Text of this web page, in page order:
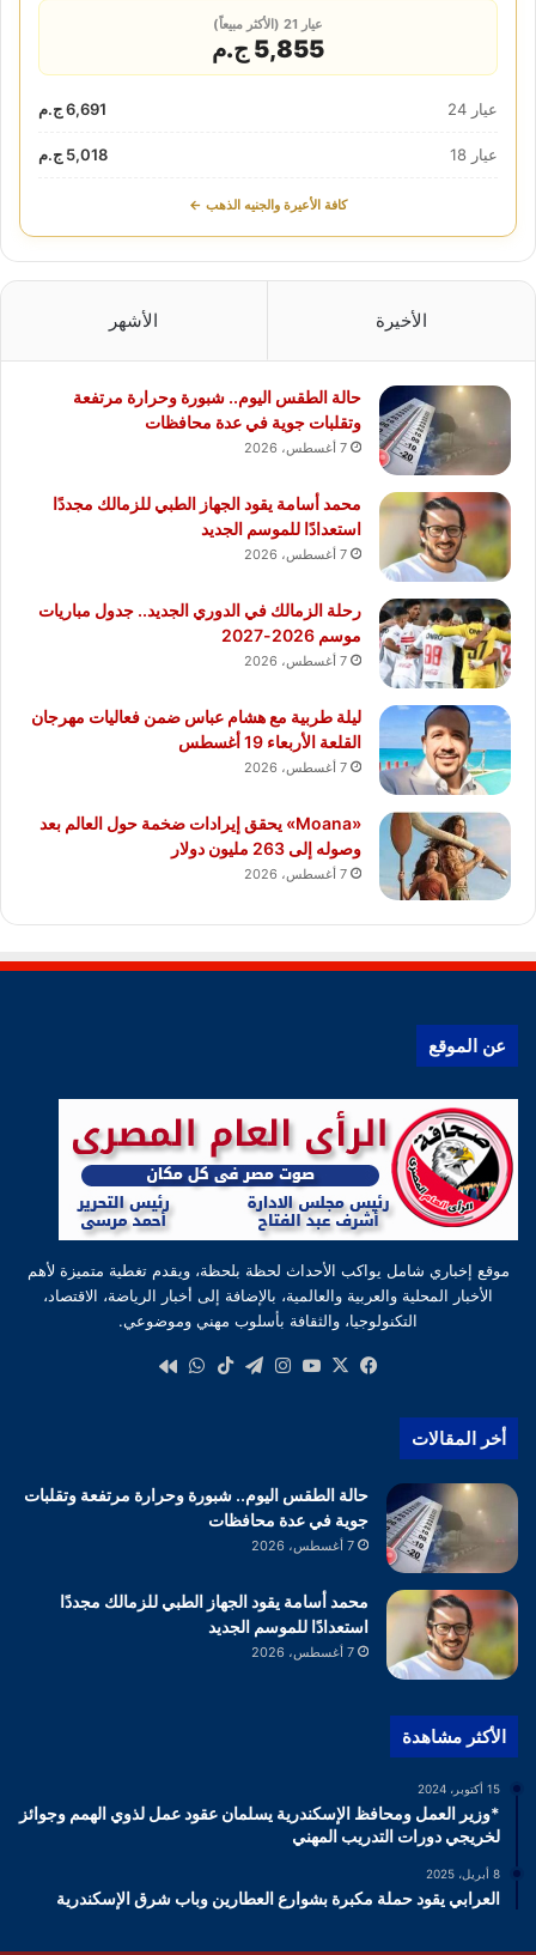
عيار 21 (الأكثر مبيعاً)
5,855 ج.م
عيار 24 6,691 ج.م
عيار 18 5,018 ج.م
كافة الأعيرة والجنيه الذهب ←
الأخيرة الأشهر
حالة الطقس اليوم.. شبورة وحرارة مرتفعة
وتقلبات جوية في عدة محافظات
7 أغسطس، 2026
محمد أسامة يقود الجهاز الطبي للزمالك مجددًا
استعدادًا للموسم الجديد
7 أغسطس، 2026
رحلة الزمالك في الدوري الجديد.. جدول مباريات
موسم 2026-2027
7 أغسطس، 2026
ليلة طربية مع هشام عباس ضمن فعاليات مهرجان
القلعة الأربعاء 19 أغسطس
7 أغسطس، 2026
«Moana» يحقق إيرادات ضخمة حول العالم بعد
وصوله إلى 263 مليون دولار
7 أغسطس، 2026
عن الموقع
موقع إخباري شامل يواكب الأحداث لحظة بلحظة، ويقدم تغطية متميزة لأهم
الأخبار المحلية والعربية والعالمية، بالإضافة إلى أخبار الرياضة، الاقتصاد،
التكنولوجيا، والثقافة بأسلوب مهني وموضوعي.
فيسبوك
‫X
‫YouTube
انستقرام
تيلقرام‫TikTokواتساب
أخر المقالات
حالة الطقس اليوم.. شبورة وحرارة مرتفعة وتقلبات
جوية في عدة محافظات
7 أغسطس، 2026
محمد أسامة يقود الجهاز الطبي للزمالك مجددًا
استعدادًا للموسم الجديد
7 أغسطس، 2026
الأكثر مشاهدة
15 أكتوبر، 2024
*وزير العمل ومحافظ الإسكندرية يسلمان عقود عمل لذوي الهمم وجوائز
لخريجي دورات التدريب المهني
8 أبريل، 2025
العرابي يقود حملة مكبرة بشوارع العطارين وباب شرق الإسكندرية